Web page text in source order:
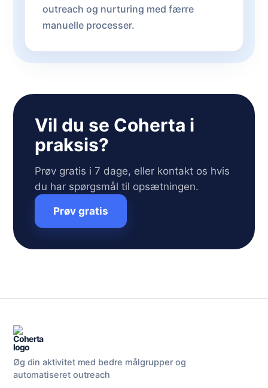
outreach og nurturing med færre
manuelle processer.
Vil du se Coherta i
praksis?
Prøv gratis i 7 dage, eller kontakt os hvis
du har spørgsmål til opsætningen.
Prøv gratis
Øg din aktivitet med bedre målgrupper og
automatiseret outreach